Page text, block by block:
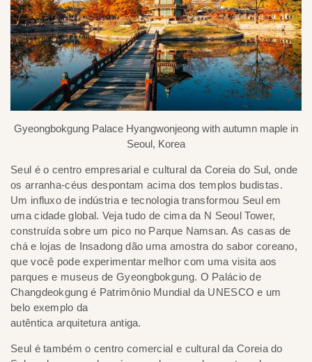
Gyeongbokgung Palace Hyangwonjeong with autumn maple in
Seoul, Korea
Seul é o centro empresarial e cultural da Coreia do Sul, onde
os arranha-céus despontam acima dos templos budistas.
Um influxo de indústria e tecnologia transformou Seul em
uma cidade global. Veja tudo de cima da N Seoul Tower,
construída sobre um pico no Parque Namsan. As casas de
chá e lojas de Insadong dão uma amostra do sabor coreano,
que você pode experimentar melhor com uma visita aos
parques e museus de Gyeongbokgung. O Palácio de
Changdeokgung é Patrimônio Mundial da UNESCO e um
belo exemplo da
autêntica arquitetura antiga.
Seul é também o centro comercial e cultural da Coreia do